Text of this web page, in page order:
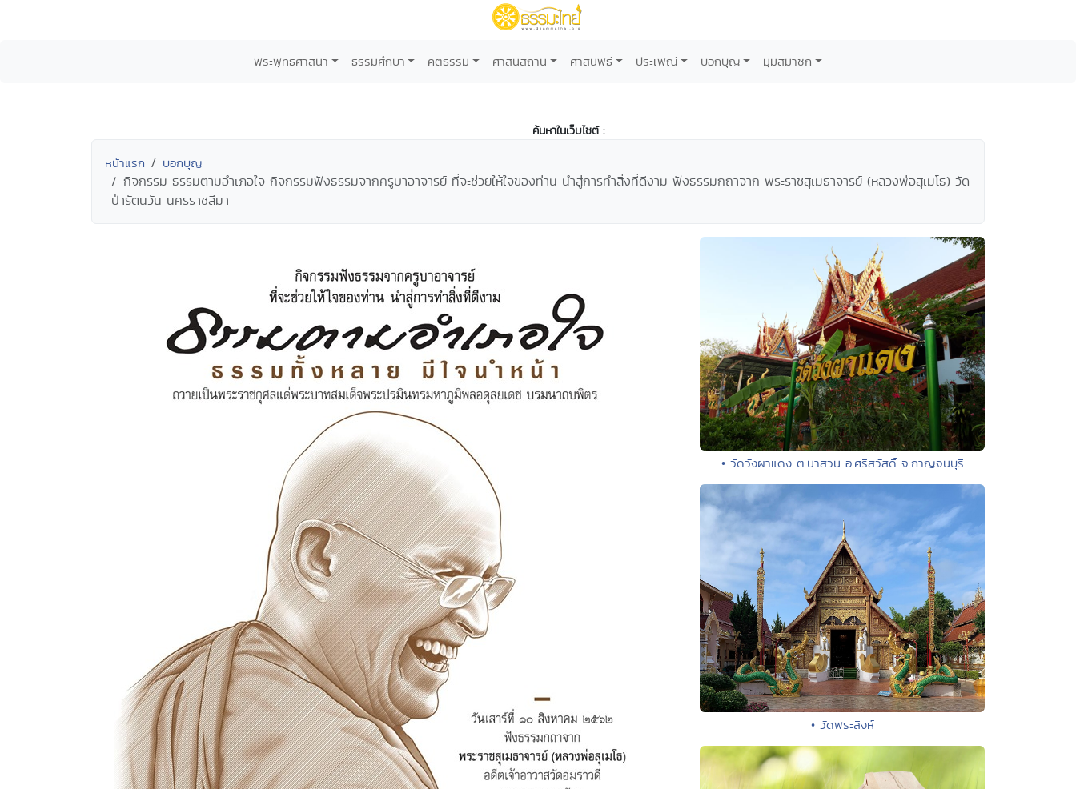
พระพุทธศาสนา ธรรมศึกษา คติธรรม ศาสนสถาน ศาสนพิธี ประเพณี บอกบุญ มุมสมาชิก
ค้นหาในเว็บไซต์ :
หน้าแรก บอกบุญ
กิจกรรม ธรรมตามอำเภอใจ กิจกรรมฟังธรรมจากครูบาอาจารย์ ที่จะช่วยให้ใจของท่าน นำสู่การทำสิ่งที่ดีงาม ฟังธรรมกถาจาก พระราชสุเมธาจารย์ (หลวงพ่อสุเมโธ) วัด
ป่ารัตนวัน นครราชสีมา
• วัดวังผาแดง ต.นาสวน อ.ศรีสวัสดิ์ จ.กาญจนบุรี
• วัดพระสิงห์